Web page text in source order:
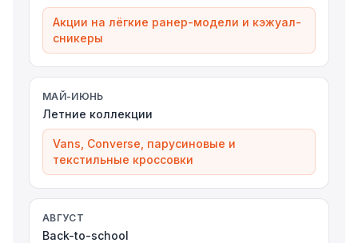
Акции на лёгкие ранер-модели и кэжуал-
сникеры
МАЙ-ИЮНЬ
Летние коллекции
Vans, Converse, парусиновые и
текстильные кроссовки
АВГУСТ
Back-to-school